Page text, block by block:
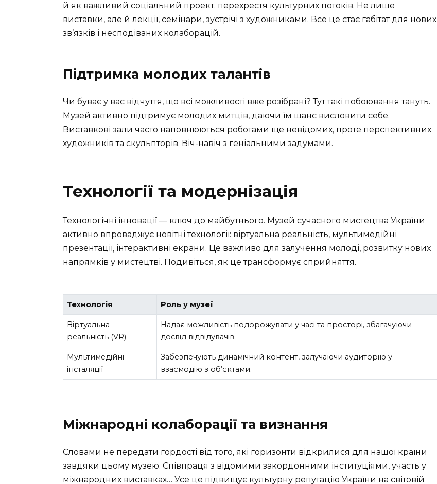
й як важливий соціальний проект. перехрестя культурних потоків. Не лише
виставки, але й лекції, семінари, зустрічі з художниками. Все це стає габітат для нових
зв’язків і несподіваних колаборацій.
Підтримка молодих талантів
Чи буває у вас відчуття, що всі можливості вже розібрані? Тут такі побоювання тануть.
Музей активно підтримує молодих митців, даючи їм шанс висловити себе.
Виставкові зали часто наповнюються роботами ще невідомих, проте перспективних
художників та скульпторів. Віч-навіч з геніальними задумами.
Технології та модернізація
Технологічні інновації — ключ до майбутнього. Музей сучасного мистецтва України
активно впроваджує новітні технології: віртуальна реальність, мультимедійні
презентації, інтерактивні екрани. Це важливо для залучення молоді, розвитку нових
напрямків у мистецтві. Подивіться, як це трансформує сприйняття.
Технологія Роль у музеї
Віртуальна
реальність (VR)
Надає можливість подорожувати у часі та просторі, збагачуючи
досвід відвідувачів.
Мультимедійні
інсталяції
Забезпечують динамічний контент, залучаючи аудиторію у
взаємодію з об’єктами.
Міжнародні колаборації та визнання
Словами не передати гордості від того, які горизонти відкрилися для нашої країни
завдяки цьому музею. Співпраця з відомими закордонними інституціями, участь у
міжнародних виставках… Усе це підвищує культурну репутацію України на світовій